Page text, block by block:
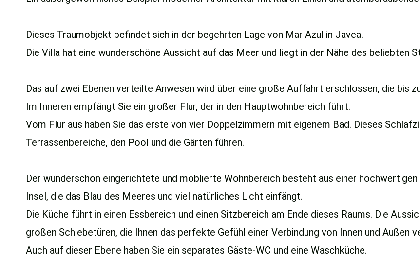
Dieses Traumobjekt befindet sich in der begehrten Lage von Mar Azul in Javea.
Die Villa hat eine wunderschöne Aussicht auf das Meer und liegt in der Nähe des beliebten
Das auf zwei Ebenen verteilte Anwesen wird über eine große Auffahrt erschlossen, die bis
Im Inneren empfängt Sie ein großer Flur, der in den Hauptwohnbereich führt.
Vom Flur aus haben Sie das erste von vier Doppelzimmern mit eigenem Bad. Dieses
Terrassenbereiche, den Pool und die Gärten führen.
Der wunderschön eingerichtete und möblierte Wohnbereich besteht aus einer
Insel, die das Blau des Meeres und viel natürliches Licht einfängt.
Die Küche führt in einen Essbereich und einen Sitzbereich am Ende dieses Raums. Die
großen Schiebetüren, die Ihnen das perfekte Gefühl einer Verbindung von Innen und Außen
Auch auf dieser Ebene haben Sie ein separates Gäste-WC und eine Waschküche.